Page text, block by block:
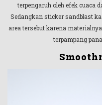
terpengaruh oleh efek cuaca
Sedangkan sticker sandblast
area tersebut karena
terpampang